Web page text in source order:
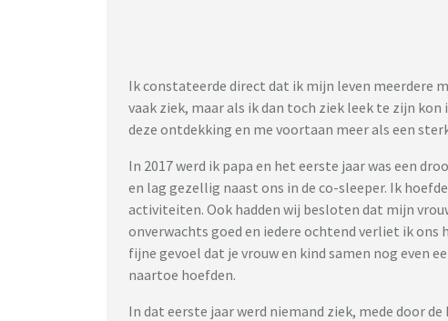
Ik constateerde direct dat ik mijn leven meerdere
vaak ziek, maar als ik dan toch ziek leek te zijn
deze ontdekking en me voortaan meer als een
In 2017 werd ik papa en het eerste jaar was een
en lag gezellig naast ons in de co-sleeper. Ik
activiteiten. Ook hadden wij besloten dat mijn
onverwachts goed en iedere ochtend verliet ik
fijne gevoel dat je vrouw en kind samen nog even
naartoe hoefden.
In dat eerste jaar werd niemand ziek, mede door